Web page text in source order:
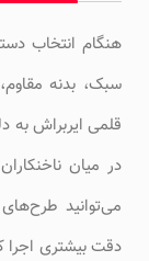
هنگام انتخاب
سبک، بدنه
قلمی ایربراش به
در میان
می‌توانید
دقت بیشتری اجرا